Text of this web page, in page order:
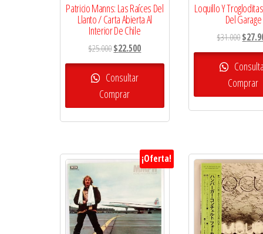
Patricio Manns: Las Raíces Del
Llanto / Carta Abierta Al
Interior De Chile
$25.000El
precio
original
era:
$25.000.
$22.500El
precio
$22.500.
Consultar
Comprar
Loquillo Y
Del Garage
$31.000El
precio
original
era:
$31.000.
$
Comprar
¡Oferta!